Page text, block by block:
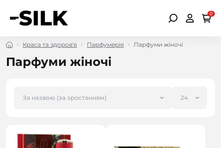
0
Краса та здоров'я Парфумерія Парфуми жіночі
Парфуми жіночі